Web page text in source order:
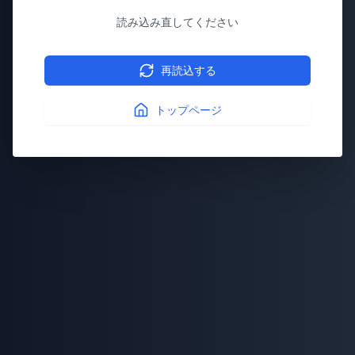
読み込み直してください
再読込する
トップページ